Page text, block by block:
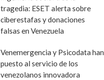
tragedia: ESET alerta sobre
ciberestafas y donaciones
falsas en Venezuela
Venemergencia y Psicodata han
puesto al servicio de los
venezolanos innovadora